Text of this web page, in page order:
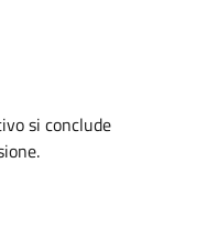
si conclude